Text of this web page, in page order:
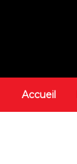
Accueil